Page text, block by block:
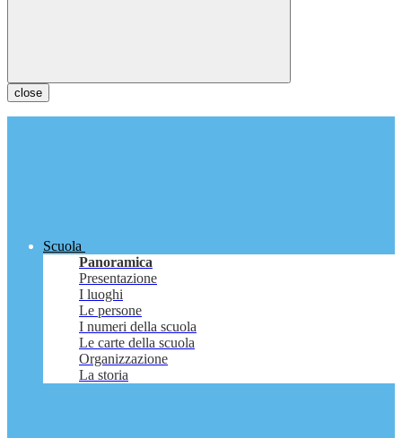
close
Scuola
Panoramica
Presentazione
I luoghi
Le persone
I numeri della scuola
Le carte della scuola
Organizzazione
La storia